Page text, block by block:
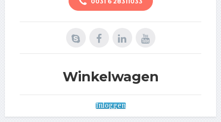
Winkelwagen
Inloggen